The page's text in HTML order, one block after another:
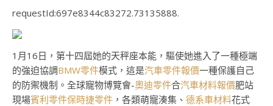
requestId:697e8344c83272.73135888.
1月16日，第十四屆她的天秤座本能，驅使她進入了一種極端
的強迫協調BMW零件模式，這是汽車零件報價一種保護自己
的防禦機制。全球寵物博覽會-奧迪零件合汽車材料報價肥站
現場賓利零件保時捷零件 ，各類萌寵湊集、 德系車材料花式